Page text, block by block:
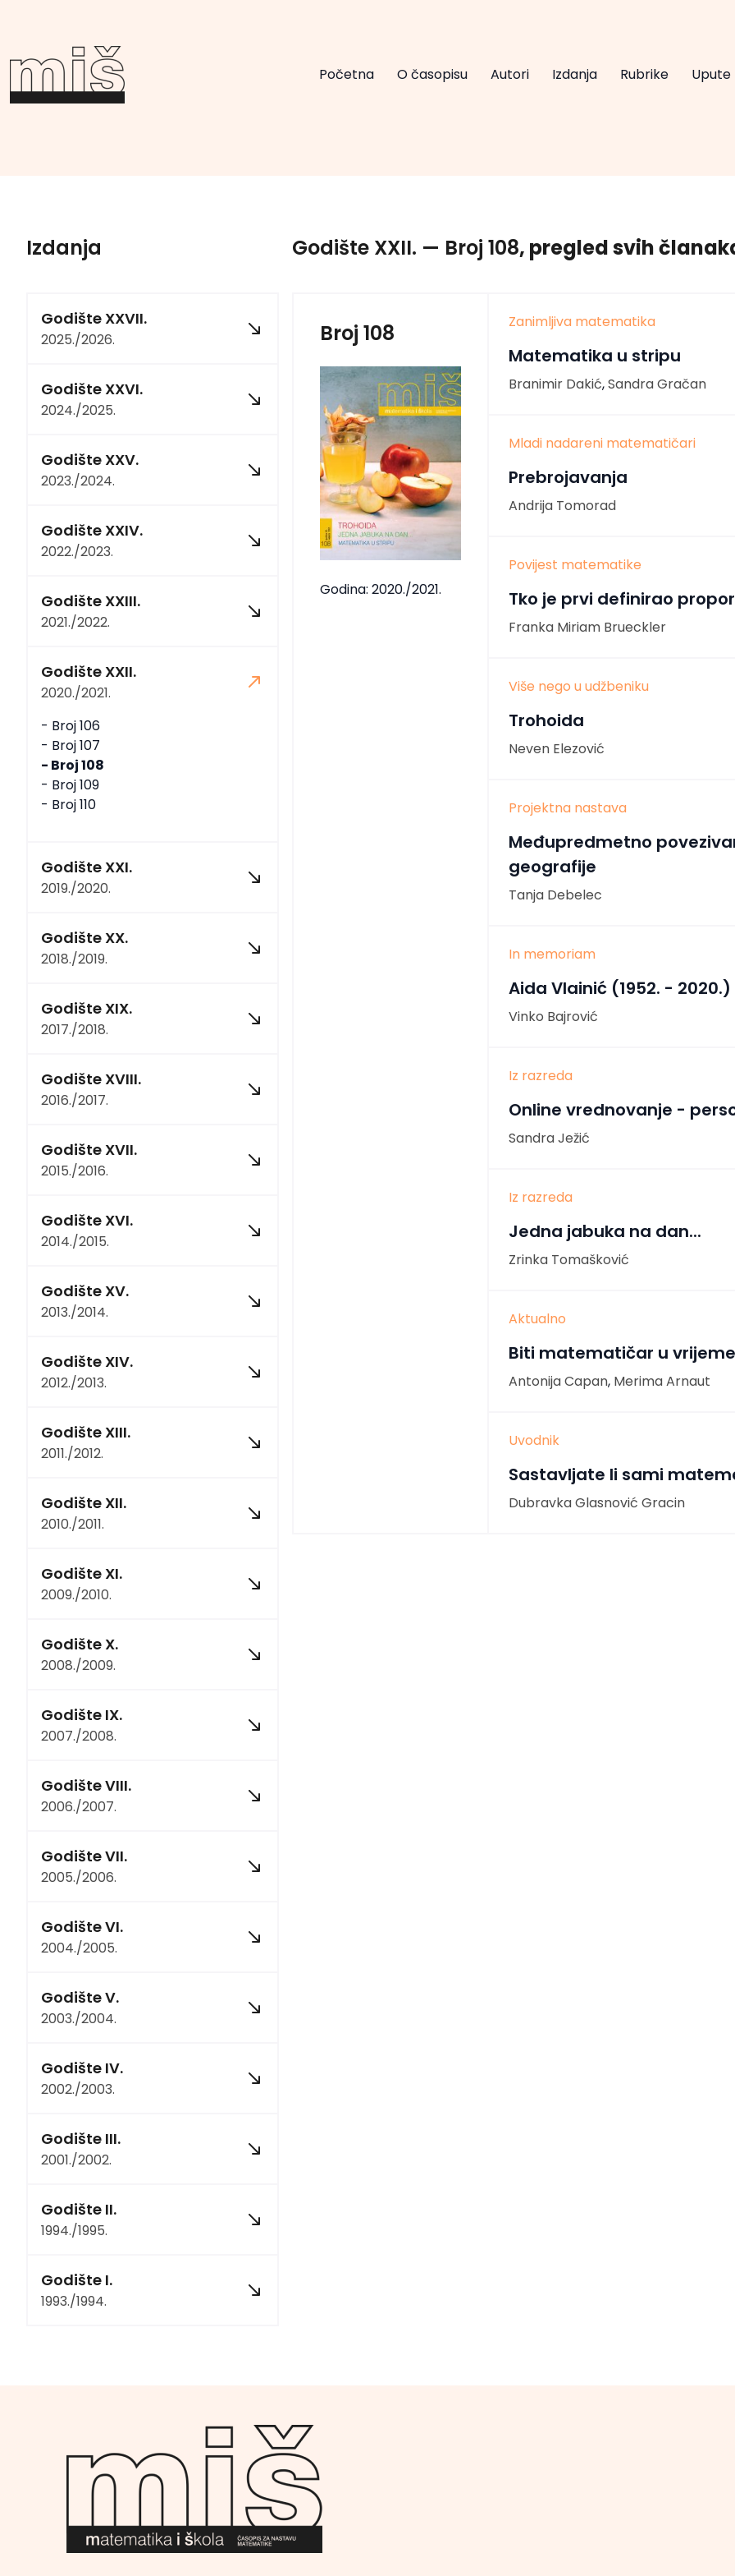
Početna O časopisu Autori Izdanja Rubrike Upute
Izdanja
Godište XXVII.
2025./2026.
Godište XXVI.
2024./2025.
Godište XXV.
2023./2024.
Godište XXIV.
2022./2023.
Godište XXIII.
2021./2022.
Godište XXII.
2020./2021.
- Broj 106
- Broj 107
- Broj 108
- Broj 109
- Broj 110
Godište XXI.
2019./2020.
Godište XX.
2018./2019.
Godište XIX.
2017./2018.
Godište XVIII.
2016./2017.
Godište XVII.
2015./2016.
Godište XVI.
2014./2015.
Godište XV.
2013./2014.
Godište XIV.
2012./2013.
Godište XIII.
2011./2012.
Godište XII.
2010./2011.
Godište XI.
2009./2010.
Godište X.
2008./2009.
Godište IX.
2007./2008.
Godište VIII.
2006./2007.
Godište VII.
2005./2006.
Godište VI.
2004./2005.
Godište V.
2003./2004.
Godište IV.
2002./2003.
Godište III.
2001./2002.
Godište II.
1994./1995.
Godište I.
1993./1994.
Godište XXII. — Broj 108, pregled svih
Broj 108
Godina: 2020./2021.
Zanimljiva matematika
Matematika u stripu
Branimir Dakić,Sandra Gračan
Mladi nadareni matematičari
Prebrojavanja
Andrija Tomorad
Povijest matematike
Tko je prvi definirao
Franka Miriam Brueckler
Više nego u udžbeniku
Trohoida
Neven Elezović
Projektna nastava
Međupredmetno
geografije
Tanja Debelec
In memoriam
Aida Vlainić (1952. - 2020.)
Vinko Bajrović
Iz razreda
Online vrednovanje -
Sandra Ježić
Iz razreda
Jedna jabuka na dan...
Zrinka Tomašković
Aktualno
Biti matematičar u
Antonija Capan, Merima Arnaut
Uvodnik
Sastavljate li sami
Dubravka Glasnović Gracin